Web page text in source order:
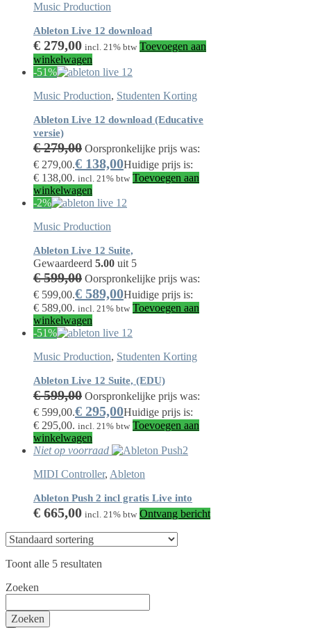
Music Production
Ableton Live 12 download
€ 279,00 incl. 21% btw Toevoegen aan
winkelwagen
-51%
Music Production, Studenten Korting
Ableton Live 12 download (Educative
versie)
€279,00 Oorspronkelijke prijs was:
€ 279,00.€ 138,00Huidige prijs is:
€ 138,00. incl. 21% btw Toevoegen aan
winkelwagen
-2%
Music Production
Ableton Live 12 Suite,
Gewaardeerd 5.00 uit 5
€599,00 Oorspronkelijke prijs was:
€ 599,00.€ 589,00Huidige prijs is:
€ 589,00. incl. 21% btw Toevoegen aan
winkelwagen
-51%
Music Production, Studenten Korting
Ableton Live 12 Suite, (EDU)
€599,00 Oorspronkelijke prijs was:
€ 599,00.€ 295,00Huidige prijs is:
€ 295,00. incl. 21% btw Toevoegen aan
winkelwagen
Niet op voorraad
MIDI Controller, Ableton
Ableton Push 2 incl gratis Live into
€ 665,00 incl. 21% btw Ontvang bericht
Toont alle 5 resultaten
Zoeken
Zoeken